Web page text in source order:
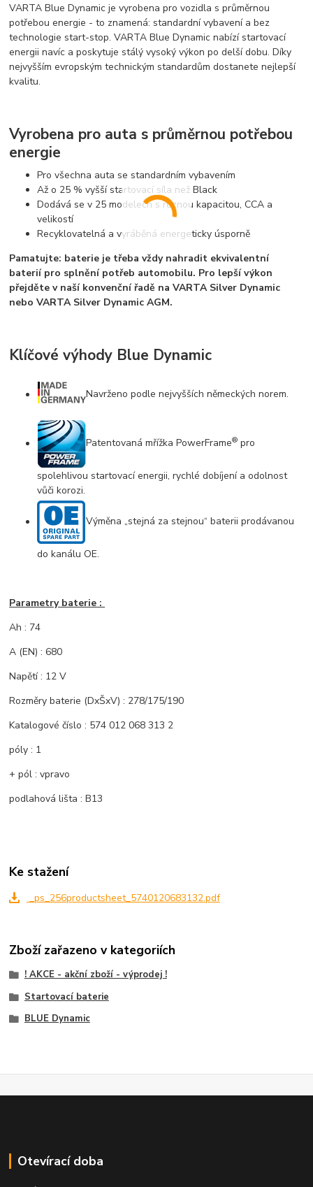
VARTA Blue Dynamic je vyrobena pro vozidla s průměrnou
potřebou energie - to znamená: standardní vybavení a bez
technologie start-stop. VARTA Blue Dynamic nabízí startovací
energii navíc a poskytuje stálý vysoký výkon po delší dobu. Díky
nejvyšším evropským technickým standardům dostanete nejlepší
kvalitu.
Vyrobena pro auta s průměrnou potřebou
energie
Pro všechna auta se standardním vybavením
Až o 25 % vyšší startovací síla než Black
Dodává se v 25 modelech s různou kapacitou, CCA a
velikostí
Recyklovatelná a vyráběná energeticky úsporně
Pamatujte: baterie je třeba vždy nahradit ekvivalentní
baterií pro splnění potřeb automobilu. Pro lepší výkon
přejděte v naší konvenční řadě na VARTA Silver Dynamic
nebo VARTA Silver Dynamic AGM.
Klíčové výhody Blue Dynamic
Navrženo podle nejvyšších německých norem.
Patentovaná mřížka PowerFrame® pro
spolehlivou startovací energii, rychlé dobíjení a odolnost
vůči korozi.
Výměna „stejná za stejnou“ baterii prodávanou
do kanálu OE.
Parametry baterie :
Ah : 74
A (EN) : 680
Napětí : 12 V
Rozměry baterie (DxŠxV) : 278/175/190
Katalogové číslo : 574 012 068 313 2
póly : 1
+ pól : vpravo
podlahová lišta : B13
Ke stažení
_ps_256productsheet_5740120683132.pdf
Zboží zařazeno v kategoriích
! AKCE - akční zboží - výprodej !
Startovací baterie
BLUE Dynamic
Otevírací doba